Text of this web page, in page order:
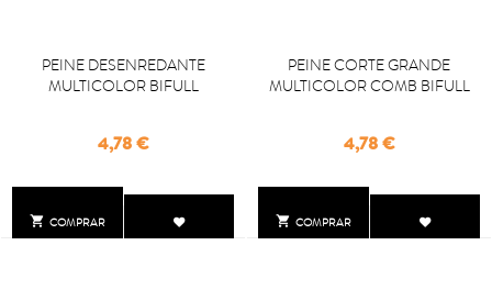
 COMPRAR
PEINE DESENREDANTE
MULTICOLOR BIFULL
Precio
4,78 €
 COMPRAR
PEINE CORTE GRANDE
MULTICOLOR COMB BIFULL
Precio
4,78 €